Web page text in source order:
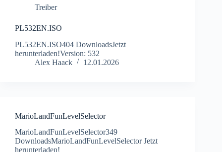
Treiber
PL532EN.ISO
PL532EN.ISO404 DownloadsJetzt
herunterladen!Version: 532
Alex Haack
12.01.2026
MarioLandFunLevelSelector
MarioLandFunLevelSelector349
DownloadsMarioLandFunLevelSelector Jetzt
herunterladen!